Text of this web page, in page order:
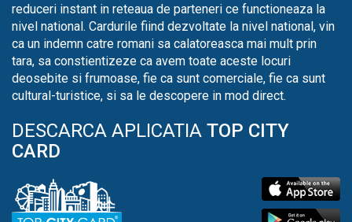
reduceri instant in reteaua de parteneri ce functioneaza la
nivel national. Cardurile fiind dezvoltate la nivel national, vin
ca un indemn catre romani sa calatoreasca mai mult prin
tara, sa constientizeze ca avem toate aceste locuri
deosebite si frumoase, fie ca sunt comerciale, fie ca sunt
cultural-turistice, si sa le descopere in mod direct.
DESCARCA APLICATIA TOP CITY
CARD